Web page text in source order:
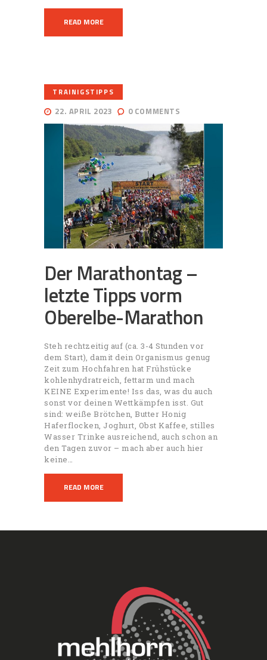
READ MORE
TRAINIGSTIPPS
22. APRIL 2023 0 COMMENTS
Der Marathontag –
letzte Tipps vorm
Oberelbe-Marathon
Steh rechtzeitig auf (ca. 3-4 Stunden vor
dem Start), damit dein Organismus genug
Zeit zum Hochfahren hat Frühstücke
kohlenhydratreich, fettarm und mach
KEINE Experimente! Iss das, was du auch
sonst vor deinen Wettkämpfen isst. Gut
sind: weiße Brötchen, Butter Honig
Haferflocken, Joghurt, Obst Kaffee, stilles
Wasser Trinke ausreichend, auch schon an
den Tagen zuvor – mach aber auch hier
keine…
READ MORE